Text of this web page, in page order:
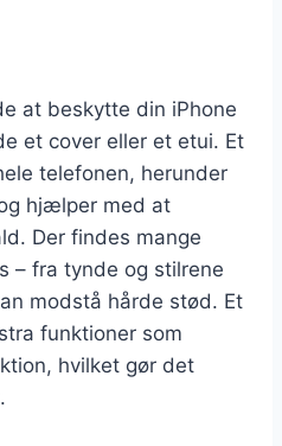
at beskytte din iPhone
et cover eller et etui. Et
telefonen, herunder
hjælper med at
Der findes mange
– fra tynde og stilrene
modstå hårde stød. Et
funktioner som
hvilket gør det